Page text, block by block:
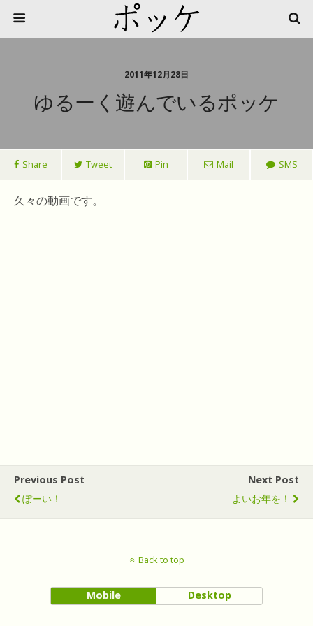
2011年12月28日
ゆるーく遊んでいるポッケ
Share Tweet Pin Mail SMS
久々の動画です。
Previous Post
ぽーい！
Next Post
よいお年を！
Back to top
Mobile Desktop